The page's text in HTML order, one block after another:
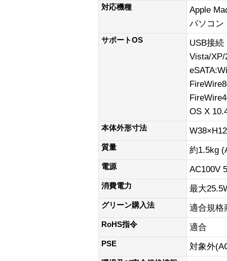
対応機種
Apple
パソコン
サポートOS
USB接続
Vista/XP/
OS X
本体外形寸法
質量 約1.5kg
電源 AC100V
消費電力 最大
グリーン購入法 適合規格
RoHS指令 適合
PSE 対象外